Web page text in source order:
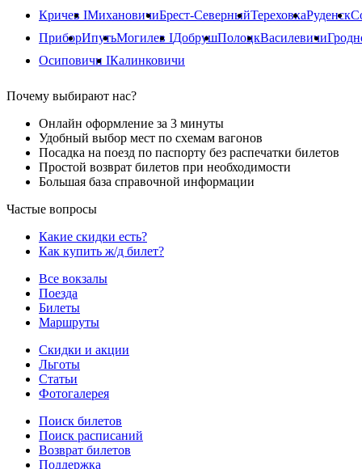
Кричев IМихановичиБрест-СеверныйТереховкаРуденск
ПриборИпутьМогилев IДобрушПолоцкВасилевичи
Осиповичи IКалинковичи
Почему выбирают нас?
Онлайн оформление за 3 минуты
Удобный выбор мест по схемам вагонов
Посадка на поезд по паспорту без распечатки билетов
Простой возврат билетов при необходимости
Большая база справочной информации
Частые вопросы
Какие скидки есть?
Как купить ж/д билет?
Все вокзалы
Поезда
Билеты
Маршруты
Скидки и акции
Льготы
Статьи
Фотогалерея
Поиск билетов
Поиск расписаний
Возврат билетов
Поддержка